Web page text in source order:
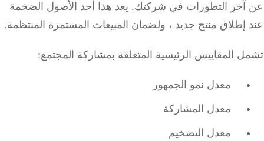
التطورات في شركتك.يعد هذا أحد الأصول الضخمة
إطلاق منتج جديد ، ولضمان المبيعات المستمرة المنتظمة.
المقاييس الرئيسية المتعلقة بمشاركة المجتمع:
معدل نمو الجمهور
معدل المشاركة
معدل التضخيم